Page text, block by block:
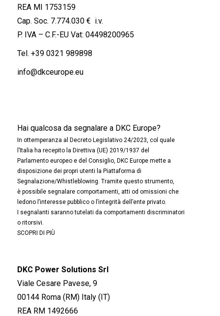
REA MI 1753159
Cap. Soc. 7.774.030 € i.v.
P. IVA – C.F.-EU Vat: 04498200965
Tel. +39 0321 989898
info@dkceurope.eu
Hai qualcosa da segnalare a DKC Europe?
In ottemperanza al Decreto Legislativo 24/2023, col quale
l’Italia ha recepito la Direttiva (UE) 2019/1937 del
Parlamento europeo e del Consiglio, DKC Europe mette a
disposizione dei propri utenti la Piattaforma di
Segnalazione/Whistleblowing. Tramite questo strumento,
è possibile segnalare comportamenti, atti od omissioni che
ledono l’interesse pubblico o l’integrità dell’ente privato.
I segnalanti saranno tutelati da comportamenti discriminatori
o ritorsivi.
SCOPRI DI PIÙ
DKC Power Solutions Srl
Viale Cesare Pavese, 9
00144 Roma (RM) Italy (IT)
REA RM 1492666